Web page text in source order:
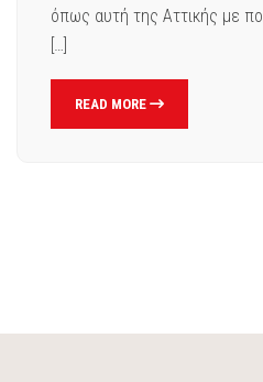
όπως αυτή της Αττικής με
[…]
READ MORE